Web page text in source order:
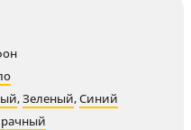
,Зеленый,Синий